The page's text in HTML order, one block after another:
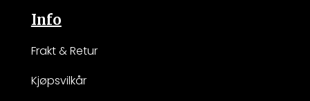
Info
Frakt & Retur
Kjøpsvilkår